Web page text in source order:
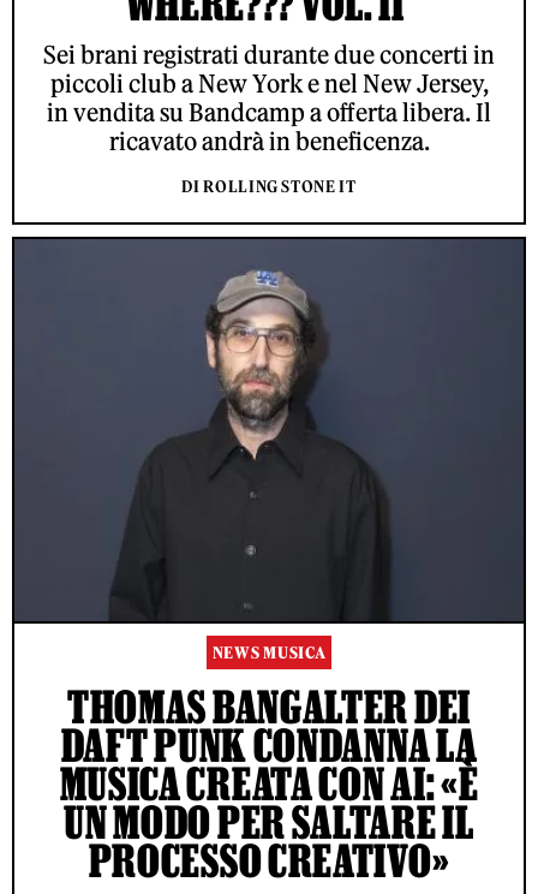
Sei brani registrati durante due concerti in
piccoli club a New York e nel New Jersey,
in vendita su Bandcamp a offerta libera. Il
ricavato andrà in beneficenza.
DI ROLLING STONE IT
NEWS MUSICA
THOMAS BANGALTER DEI
DAFT PUNK CONDANNA LA
MUSICA CREATA CON AI: «È
UN MODO PER SALTARE IL
PROCESSO CREATIVO»